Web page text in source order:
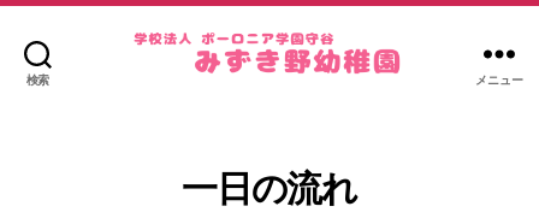
検索
野
幼
メニュー
一日の流れ